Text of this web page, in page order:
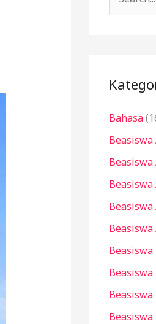
u
t
u
k
:
Bahasa
Beasiswa
Beasiswa